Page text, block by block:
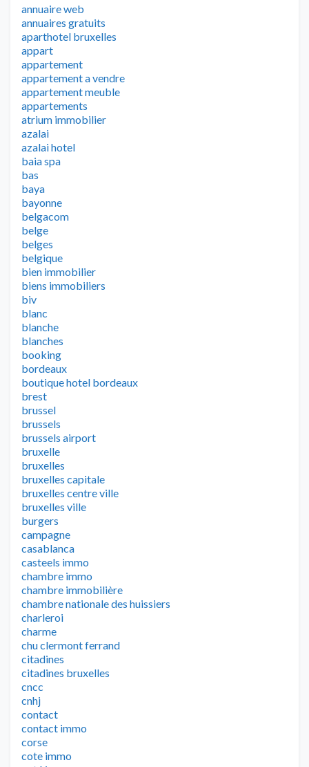
annuaire web
annuaires gratuits
aparthotel bruxelles
appart
appartement
appartement a vendre
appartement meuble
appartements
atrium immobilier
azalai
azalai hotel
baia spa
bas
baya
bayonne
belgacom
belge
belges
belgique
bien immobilier
biens immobiliers
biv
blanc
blanche
blanches
booking
bordeaux
boutique hotel bordeaux
brest
brussel
brussels
brussels airport
bruxelle
bruxelles
bruxelles capitale
bruxelles centre ville
bruxelles ville
burgers
campagne
casablanca
casteels immo
chambre immo
chambre immobilière
chambre nationale des huissiers
charleroi
charme
chu clermont ferrand
citadines
citadines bruxelles
cncc
cnhj
contact
contact immo
corse
cote immo